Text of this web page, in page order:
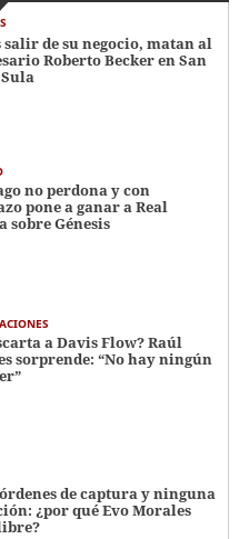
salir de su negocio, matan al
Roberto Becker en San
no perdona y con
pone a ganar a Real
sobre Génesis
a Davis Flow? Raúl
sorprende: “No hay ningún
de captura y ninguna
¿por qué Evo Morales